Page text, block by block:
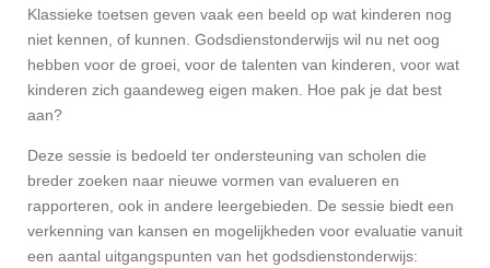
Klassieke toetsen geven vaak een beeld op wat kinderen nog
niet kennen, of kunnen. Godsdienstonderwijs wil nu net oog
hebben voor de groei, voor de talenten van kinderen, voor wat
kinderen zich gaandeweg eigen maken. Hoe pak je dat best
aan?
Deze sessie is bedoeld ter ondersteuning van scholen die
breder zoeken naar nieuwe vormen van evalueren en
rapporteren, ook in andere leergebieden. De sessie biedt een
verkenning van kansen en mogelijkheden voor evaluatie vanuit
een aantal uitgangspunten van het godsdienstonderwijs: